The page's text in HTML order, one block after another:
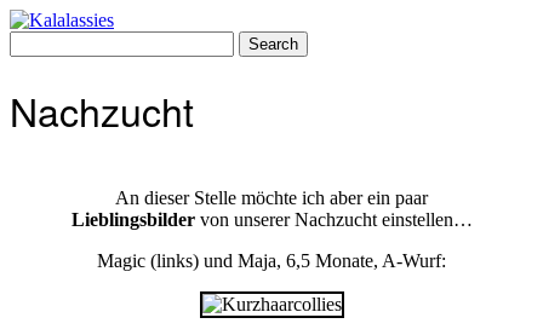
Skip
content
for:
Nachzucht
An dieser Stelle möchte ich aber ein paar
Lieblingsbildervon unserer Nachzucht einstellen…
Magic (links) und Maja, 6,5 Monate, A-Wurf: